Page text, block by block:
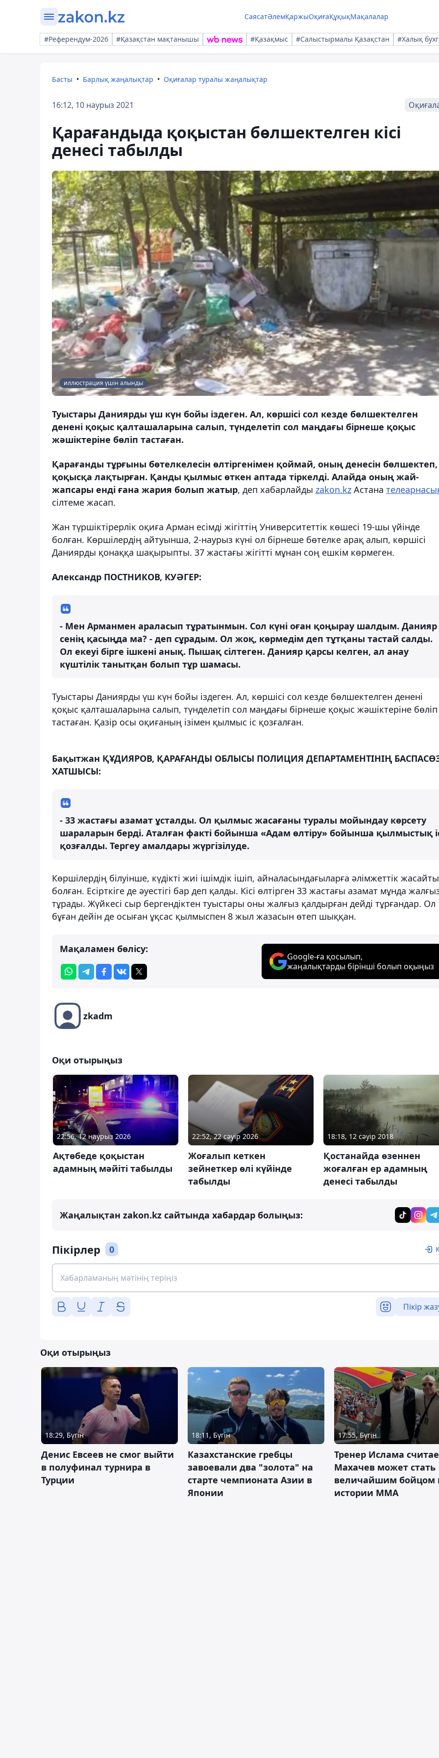
СаясатӘлемҚаржыОқиғаҚұқықМақалалар
#Референдум-2026 #Қазақстан мақтанышы #Қазақмыс #Салыстырмалы Қазақстан #Халық
Басты Барлық жаңалықтар Оқиғалар туралы жаңалықтар
16:12, 10 наурыз 2021
Қарағандыда қоқыстан бөлшектелген кісі
денесі табылды
иллюстрация үшін алынды
Туыстары Даниярды үш күн бойы іздеген. Ал, көршісі сол кезде бөлшектелген
денені қоқыс қалташаларына салып, түнделетіп сол маңдағы бірнеше қоқыс
жәшіктеріне бөліп тастаған.
Қарағанды тұрғыны бөтелкелесін өлтіргенімен қоймай, оның денесін бөлшектеп,
қоқысқа лақтырған. Қанды қылмыс өткен аптада тіркелді. Алайда оның жай-
жапсары енді ғана жария болып жатыр, деп хабарлайды zakon.kz Астана
сілтеме жасап.
Жан түршіктірерлік оқиға Арман есімді жігіттің Университеттік көшесі 19-шы үйінде
болған. Көршілердің айтуынша, 2-наурыз күні ол бірнеше бөтелке арақ алып, көршісі
Даниярды қонаққа шақырыпты. 37 жастағы жігітті мұнан соң ешкім көрмеген.
Александр ПОСТНИКОВ, КУӘГЕР:
- Мен Арманмен араласып тұратынмын. Сол күні оған қоңырау шалдым. Данияр
сенің қасыңда ма? - деп сұрадым. Ол жоқ, көрмедім деп тұтқаны тастай салды.
Ол екеуі бірге ішкені анық. Пышақ сілтеген. Данияр қарсы келген, ал анау
күштілік танытқан болып тұр шамасы.
Туыстары Даниярды үш күн бойы іздеген. Ал, көршісі сол кезде бөлшектелген денені
қоқыс қалташаларына салып, түнделетіп сол маңдағы бірнеше қоқыс жәшіктеріне бөліп
тастаған. Қазір осы оқиғаның ізімен қылмыс іс қозғалған.
Бақытжан ҚҰДИЯРОВ, ҚАРАҒАНДЫ ОБЛЫСЫ ПОЛИЦИЯ ДЕПАРТАМЕНТІНІҢ
ХАТШЫСЫ:
- 33 жастағы азамат ұсталды. Ол қылмыс жасағаны туралы мойындау көрсету
шараларын берді. Аталған факті бойынша «Адам өлтіру» бойынша қылмыстық
қозғалды. Тергеу амалдары жүргізілуде.
Көршілердің білуінше, күдікті жиі ішімдік ішіп, айналасындағыларға әлімжеттік
болған. Есірткіге де әуестігі бар деп қалды. Кісі өлтірген 33 жастағы азамат мұнда
тұрады. Жүйкесі сыр бергендіктен туыстары оны жалғыз қалдырған дейді тұрғандар. Ол
бұған дейін де осыған ұқсас қылмыспен 8 жыл жазасын өтеп шыққан.
Мақаламен бөлісу:
Google-ға қосылып,
жаңалықтарды бірінші болып оқыңыз
zkadm
Оқи отырыңыз
22:56, 12 наурыз 2026
Ақтөбеде қоқыстан
адамның мәйіті табылды
22:52, 22 сәуір 2026
Жоғалып кеткен
зейнеткер өлі күйінде
табылды
18:18, 12 сәуір 2018
Қостанайда өзеннен
жоғалған ер адамның
денесі табылды
Жаңалықтан zakon.kz сайтында хабардар болыңыз:
Пікірлер 0
Пікір
Оқи отырыңыз
18:29, Бүгін
Денис Евсеев не смог выйти
в полуфинал турнира в
Турции
18:11, Бүгін
Казахстанские гребцы
завоевали два "золота" на
старте чемпионата Азии в
Японии
17:55, Бүгін
Тренер Ислама
Махачев может стать
величайшим бойцом
истории ММА